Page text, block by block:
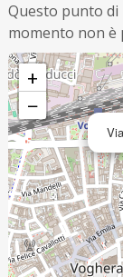
Questo punto
momento non è
+
−